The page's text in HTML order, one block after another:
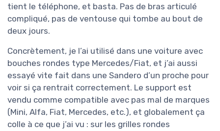
tient le téléphone, et basta. Pas de bras articulé
compliqué, pas de ventouse qui tombe au bout de
deux jours.
Concrètement, je l’ai utilisé dans une voiture avec
bouches rondes type Mercedes/Fiat, et j’ai aussi
essayé vite fait dans une Sandero d’un proche pour
voir si ça rentrait correctement. Le support est
vendu comme compatible avec pas mal de marques
(Mini, Alfa, Fiat, Mercedes, etc.), et globalement ça
colle à ce que j’ai vu : sur les grilles rondes